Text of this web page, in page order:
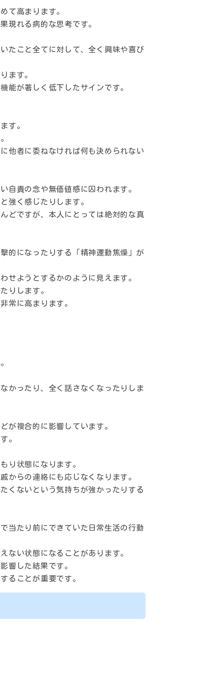
て高まります。
現れる病的な思考です。
たこと全てに対して、全く興味や喜び
ます。
能が著しく低下したサインです。
す。
他者に委ねなければ何も決められない
自責の念や無価値感に囚われます。
強く感じたりします。
どですが、本人にとっては絶対的な真
的になったりする「精神運動焦燥」が
せようとするかのように見えます。
りします。
常に高まります。
かったり、全く話さなくなったりしま
が複合的に影響しています。
。
り状態になります。
からの連絡にも応じなくなります。
くないという気持ちが強かったりする
当たり前にできていた日常生活の行動
ない状態になることがあります。
響した結果です。
ることが重要です。